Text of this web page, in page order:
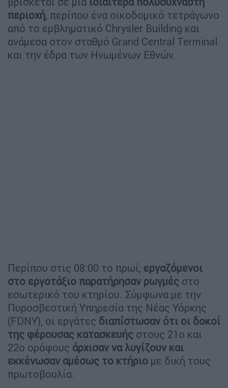
περιοχή, περίπου ένα οικοδομικό τετράγωνο
από το εμβληματικό Chrysler Building και
ανάμεσα στον σταθμό Grand Central Terminal
και την έδρα των Ηνωμένων Εθνών.
Περίπου στις 08:00 το πρωί, εργαζόμενοι
στο εργοτάξιο παρατήρησαν ρωγμές στο
εσωτερικό του κτηρίου. Σύμφωνα με την
Πυροσβεστική Υπηρεσία της Νέας Υόρκης
(FDNY), οι εργάτες διαπίστωσαν ότι οι δοκοί
της φέρουσας κατασκευής στους 21ο και
22ο ορόφους άρχισαν να λυγίζουν και
εκκένωσαν αμέσως το κτήριο με δική τους
πρωτοβουλία.